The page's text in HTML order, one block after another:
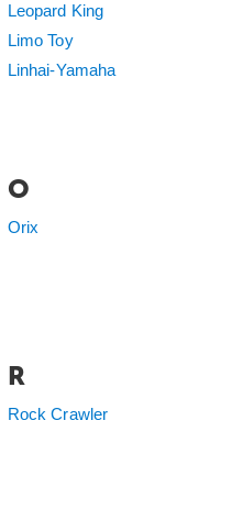
Leopard King
Limo Toy
Linhai-Yamaha
O
Orix
R
Rock Crawler